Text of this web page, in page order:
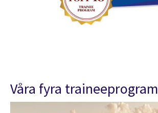
Våra fyra traineeprogram